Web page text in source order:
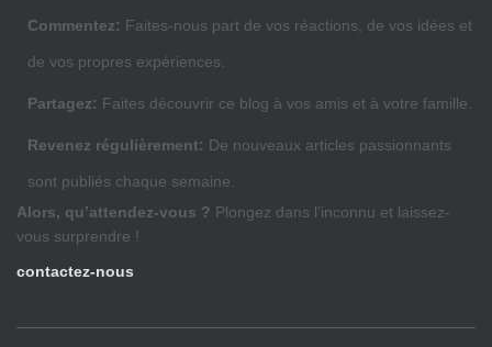
Commentez: Faites-nous part de vos réactions, de vos idées et
de vos propres expériences.
Partagez: Faites découvrir ce blog à vos amis et à votre famille.
Revenez régulièrement: De nouveaux articles passionnants
sont publiés chaque semaine.
Alors, qu’attendez-vous ? Plongez dans l’inconnu et laissez-
vous surprendre !
contactez-nous